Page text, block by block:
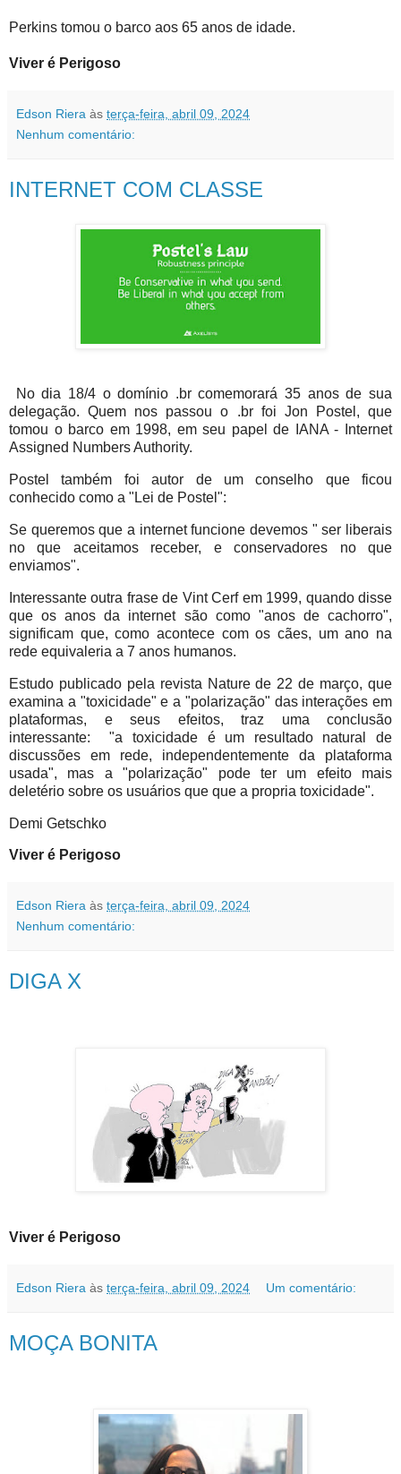
Perkins tomou o barco aos 65 anos de idade.
Viver é Perigoso
Edson Riera às terça-feira, abril 09, 2024
Nenhum comentário:
INTERNET COM CLASSE
No dia 18/4 o domínio .br comemorará 35 anos de sua
delegação. Quem nos passou o .br foi Jon Postel, que
tomou o barco em 1998, em seu papel de IANA - Internet
Assigned Numbers Authority.
Postel também foi autor de um conselho que ficou
conhecido como a "Lei de Postel":
Se queremos que a internet funcione devemos " ser liberais
no que aceitamos receber, e conservadores no que
enviamos".
Interessante outra frase de Vint Cerf em 1999, quando disse
que os anos da internet são como "anos de cachorro",
significam que, como acontece com os cães, um ano na
rede equivaleria a 7 anos humanos.
Estudo publicado pela revista Nature de 22 de março, que
examina a "toxicidade" e a "polarização" das interações em
plataformas, e seus efeitos, traz uma conclusão
interessante: "a toxicidade é um resultado natural de
discussões em rede, independentemente da plataforma
usada", mas a "polarização" pode ter um efeito mais
deletério sobre os usuários que que a propria toxicidade".
Demi Getschko
Viver é Perigoso
Edson Riera às terça-feira, abril 09, 2024
Nenhum comentário:
DIGA X
Viver é Perigoso
Edson Riera às terça-feira, abril 09, 2024 Um comentário:
MOÇA BONITA